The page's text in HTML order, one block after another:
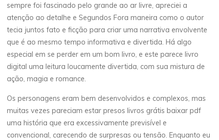
sempre foi fascinado pelo grande ao ar livre, apreciei a
atenção ao detalhe e Segundos Fora maneira como o autor
tecia juntos fato e ficção para criar uma narrativa envolvente
que é ao mesmo tempo informativa e divertida. Há algo
especial em se perder em um bom livro, e este parece livro
digital uma leitura loucamente divertida, com sua mistura de
ação, magia e romance.
Os personagens eram bem desenvolvidos e complexos, mas
muitas vezes pareciam estar presos livros grátis baixar pdf
uma história que era excessivamente previsível e
convencional, carecendo de surpresas ou tensão. Enquanto eu